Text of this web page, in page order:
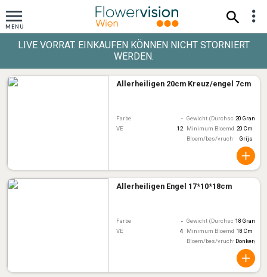
LIVE VORRAT. EINKAUFEN KÖNNEN NICHT STORNIERT
WERDEN.
Allerheiligen 20cm Kreuz/engel 7cm
Farbe - Gewicht (Durchschnitt)
20 Gram
VE
12 Minimum Bloemdiameter
20 Cm
Bloem/bes/vruchtkleur
Grijs
Allerheiligen Engel 17*10*18cm
Farbe - Gewicht (Durchschnitt)
18 Gram
VE
4 Minimum Bloemdiameter
18 Cm
Bloem/bes/vruchtkleurDonkergrijs